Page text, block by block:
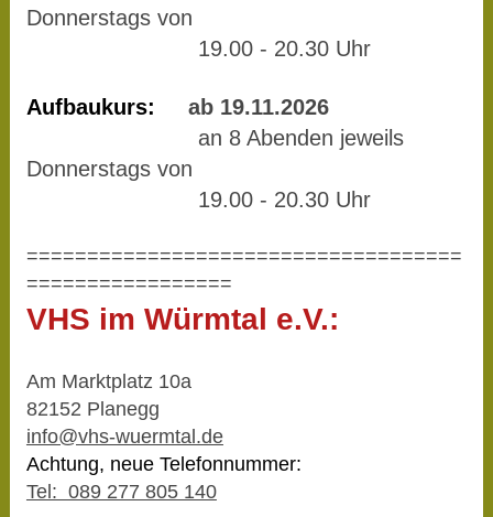
Donnerstags von
19.00 - 20.30 Uhr
Aufbaukurs:
ab 19.11.2026
an 8 Abenden jeweils
Donnerstags von
19.00 - 20.30 Uhr
====================================
=================
VHS im Würmtal e.V.:
Am Marktplatz 10a
82152 Planegg
info@vhs-wuermtal.de
Achtung, neue Telefonnummer:
Tel: 089 277 805 140